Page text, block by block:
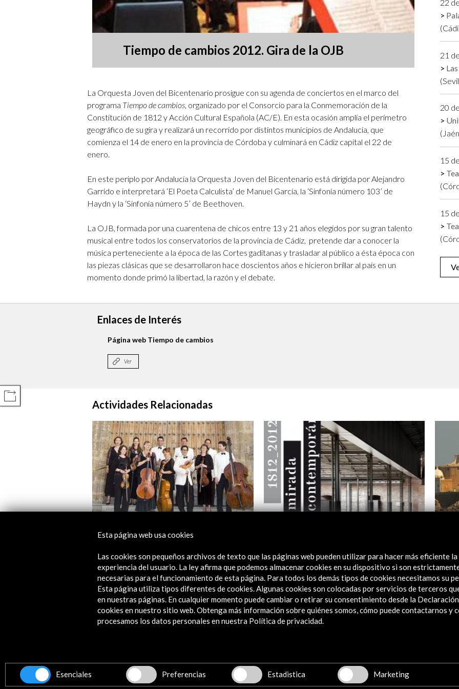
Logos y crédito a AC/E
Contacto
Tiempo de cambios 2012. Gira de la OJB
La Orquesta Joven del Bicentenario prosigue con su agenda de conciertos en el marco del
programa Tiempo de cambios , organizado por el Consorcio para la Conmemoración de la
Constitución de 1812 y Acción Cultural Española (AC/E). En esta ocasión amplía el perímetro
geográfico de su gira y realizará un recorrido por distintos municipios de Andalucía, que
comienza el 14 de enero en la provincia de Córdoba y culminará en Cádiz capital el 22 de
enero.
En este periplo por Andalucía la Orquesta Joven del Bicentenario está dirigida por Alejandro
Garrido e interpretará ‘El Poeta Calculista’ de Manuel García, la ‘Sinfonía número 103’ de
Haydn y la ‘Sinfonía número 5’ de Beethoven.
La OJB, formada por una cuarentena de chicos entre 13 y 21 años elegidos por su gran talento
musical entre todos los conservatorios de la provincia de Cádiz, pretende dar a conocer la
música perteneciente a la época de las Cortes gaditanas y trasladar al público a ésta época con
las piezas clásicas que se desarrollaron hace doscientos años e hicieron brillar al país en un
momento donde primó la libertad, la razón y el debate.
22
21
20
15
15
Enlaces de Interés
Página web Tiempo de cambios
Ver
Actividades Relacionadas
Ciclo música de cámara. Tiempo de
Ver actividad Ver actividad
La
Teatro Victoria de Priego
Córdoba, España
Teatro Jardinito
Córdoba, España
Teatro Circo de Puente Genil
Córdoba, España
Esta página web usa cookies
Las cookies son pequeños archivos de texto que las páginas web pueden utilizar para hacer más eficiente la
experiencia del usuario. La ley afirma que podemos almacenar cookies en su dispositivo si son
necesarias para el funcionamiento de esta página. Para todos los demás tipos de cookies necesitamos su
Esta página utiliza tipos diferentes de cookies. Algunas cookies son colocadas por servicios de terceros
en nuestras páginas. En cualquier momento puede cambiar o retirar su consentimiento desde la
cookies en nuestro sitio web. Obtenga más información sobre quiénes somos, cómo puede contactarnos y
procesamos los datos personales en nuestra Política de privacidad.
Esenciales Preferencias Estadistica Marketing